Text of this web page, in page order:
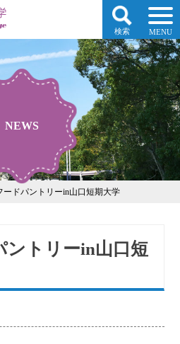
検索 MENU
NEWS
ードパントリーin山口短期大学
ントリーin山口短